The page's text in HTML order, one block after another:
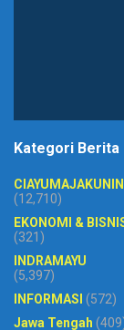
Kategori Berita
(12,710)
EKONOMI &
(321)
INDRAMAYU
(5,397)
INFORMASI (572)
Jawa Tengah